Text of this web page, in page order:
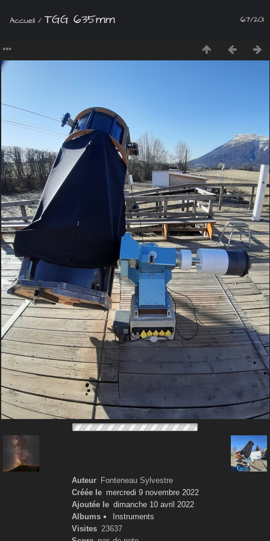
67/201
Accueil / TGG 635mm
Auteur Fonteneau Sylvestre
Créée le mercredi 9 novembre 2022
Ajoutée le dimanche 10 avril 2022
Albums
Instruments
Visites 23637